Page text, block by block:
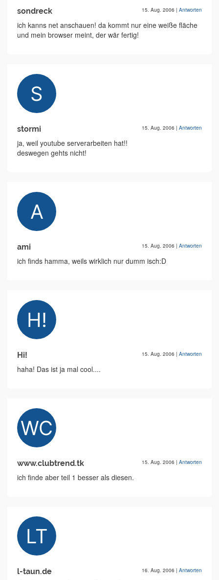
sondreck 15. Aug. 2006 | Antworten
ich kanns net anschauen! da kommt nur eine weiße fläche
und mein browser meint, der wär fertig!
stormi 15. Aug. 2006 | Antworten
ja, weil youtube serverarbeiten hat!!
deswegen gehts nicht!
ami 15. Aug. 2006 | Antworten
ich finds hamma, weils wirklich nur dumm isch:D
Hi! 15. Aug. 2006 | Antworten
haha! Das ist ja mal cool....
www.clubtrend.tk 15. Aug. 2006 | Antworten
ich finde aber teil 1 besser als diesen.
l-taun.de 16. Aug. 2006 | Antworten